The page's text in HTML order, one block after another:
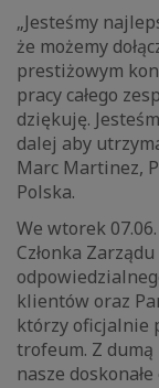
„Jesteśmy
że możemy
prestiżowym
pracy całego
dziękuję.
dalej aby
Marc Martinez,
Polska.
We wtorek
Członka
klientów oraz
którzy oficjalnie
trofeum. Z
nasze